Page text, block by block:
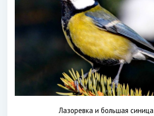
Лазоревка и большая синица